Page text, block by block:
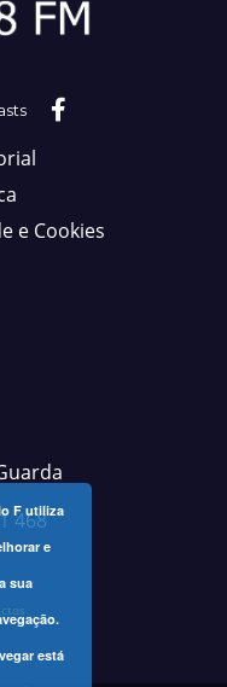
e Cookies
468
F utiliza
e
sua
está